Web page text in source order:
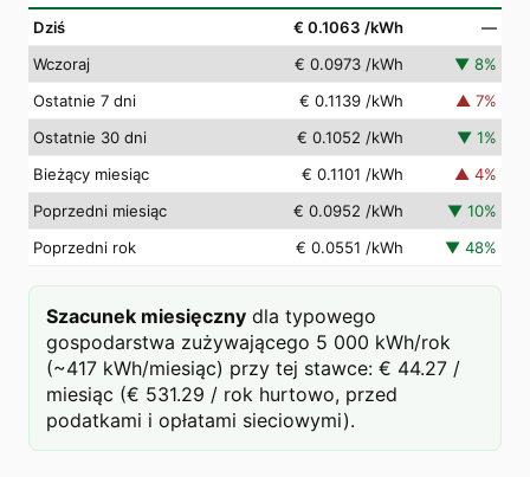
Dziś € 0.1063 /kWh
—
Wczoraj
€ 0.0973 /kWh ▼ 8%
Ostatnie 7 dni
€ 0.1139 /kWh ▲ 7%
Ostatnie 30 dni
€ 0.1052 /kWh ▼ 1%
Bieżący miesiąc
€ 0.1101 /kWh ▲ 4%
Poprzedni miesiąc
€ 0.0952 /kWh ▼ 10%
Poprzedni rok
€ 0.0551 /kWh ▼ 48%
Szacunek miesięczny dla typowego
gospodarstwa zużywającego 5 000 kWh/rok
(~417 kWh/miesiąc) przy tej stawce: € 44.27 /
miesiąc (€ 531.29 / rok hurtowo, przed
podatkami i opłatami sieciowymi).